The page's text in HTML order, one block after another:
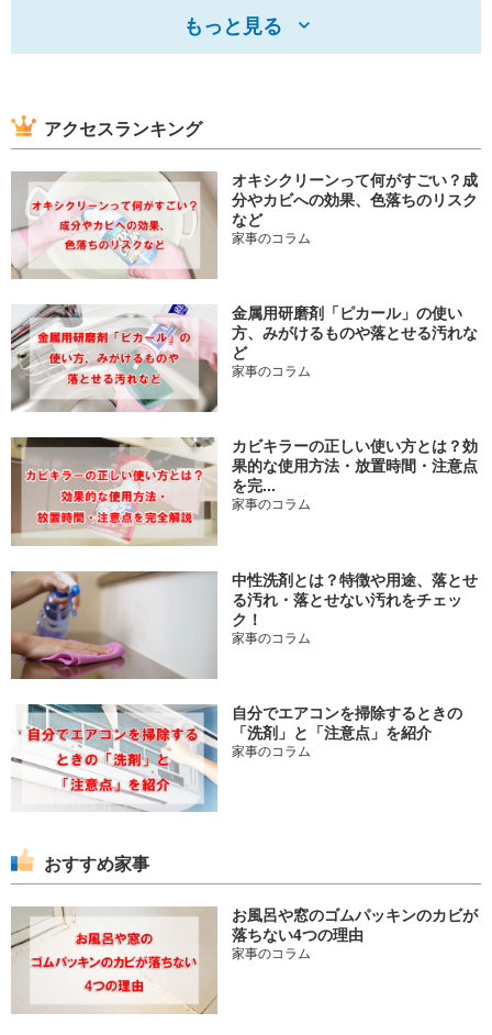
もっと見る
アクセスランキング
オキシクリーンって何がすごい？成
分やカビへの効果、色落ちのリスク
など
家事のコラム
金属用研磨剤「ピカール」の使い
方、みがけるものや落とせる汚れな
ど
家事のコラム
カビキラーの正しい使い方とは？効
果的な使用方法・放置時間・注意点
を完...
家事のコラム
中性洗剤とは？特徴や用途、落とせ
る汚れ・落とせない汚れをチェッ
ク！
家事のコラム
自分でエアコンを掃除するときの
「洗剤」と「注意点」を紹介
家事のコラム
おすすめ家事
お風呂や窓のゴムパッキンのカビが
落ちない4つの理由
家事のコラム